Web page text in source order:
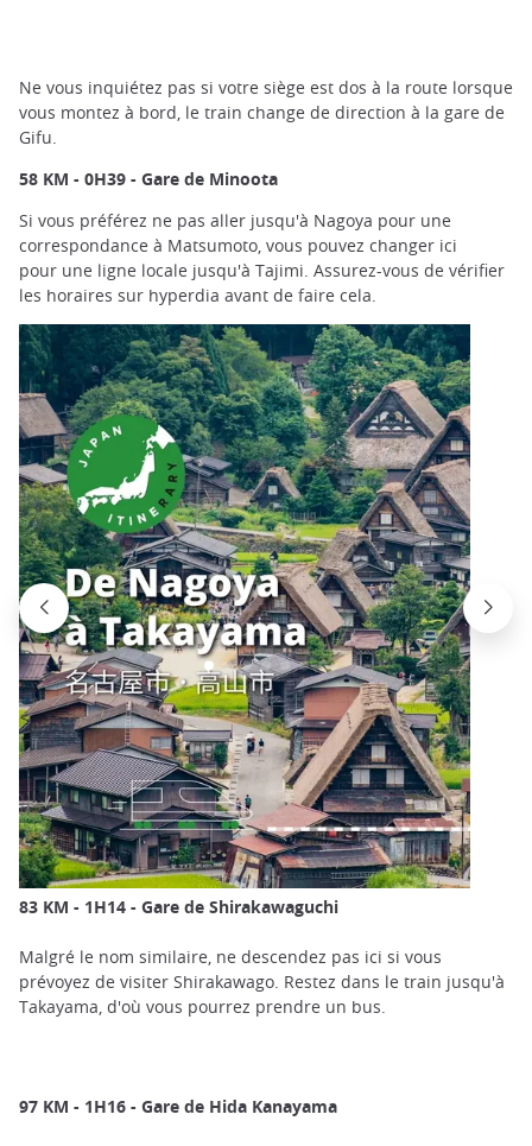
Ne vous inquiétez pas si votre siège est dos à la route lorsque
vous montez à bord, le train change de direction à la gare de
Gifu.
58 KM - 0H39 - Gare de Minoota
Si vous préférez ne pas aller jusqu'à Nagoya pour une
correspondance à Matsumoto, vous pouvez changer ici
pour une ligne locale jusqu'à Tajimi. Assurez-vous de vérifier
les horaires sur hyperdia avant de faire cela.
83 KM - 1H14 - Gare de Shirakawaguchi
Malgré le nom similaire, ne descendez pas ici si vous
prévoyez de visiter Shirakawago. Restez dans le train jusqu'à
Takayama, d'où vous pourrez prendre un bus.
97 KM - 1H16 - Gare de Hida Kanayama